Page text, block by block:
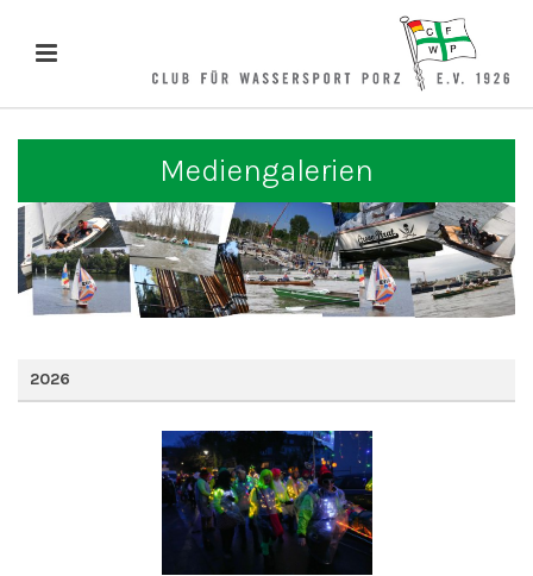
Mediengalerien
2026